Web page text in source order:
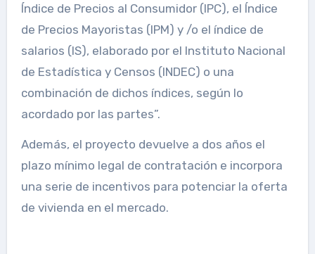
Índice de Precios al Consumidor (IPC), el Índice
de Precios Mayoristas (IPM) y /o el índice de
salarios (IS), elaborado por el Instituto Nacional
de Estadística y Censos (INDEC) o una
combinación de dichos índices, según lo
acordado por las partes”.
Además, el proyecto devuelve a dos años el
plazo mínimo legal de contratación e incorpora
una serie de incentivos para potenciar la oferta
de vivienda en el mercado.